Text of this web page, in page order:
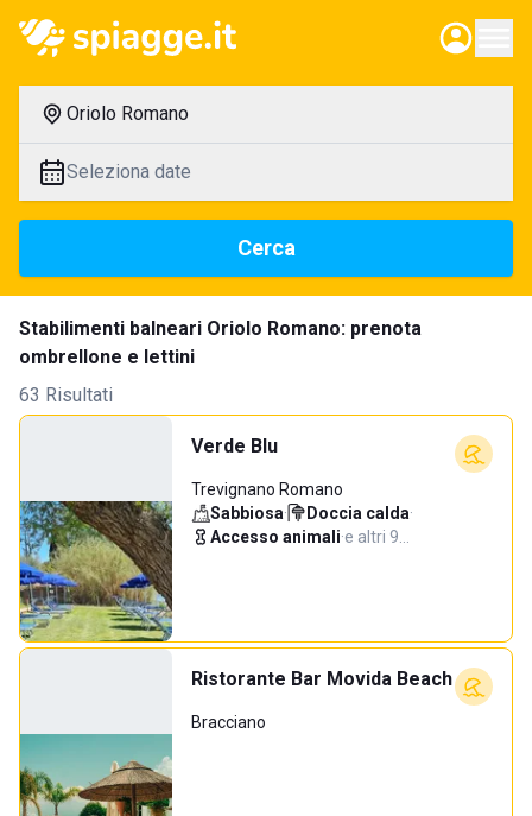
Oriolo Romano
Seleziona date
Cerca
Stabilimenti balneari Oriolo Romano: prenota
ombrellone e lettini
63 Risultati
Verde Blu
Trevignano Romano
Sabbiosa· Doccia calda·
Accesso animali·e altri 9…
Ristorante Bar Movida Beach
Bracciano